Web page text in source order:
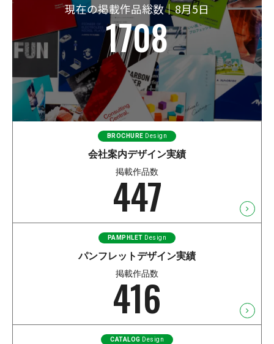
現在の掲載作品総数｜8月5日
1708
BROCHURE Design
会社案内デザイン実績
掲載作品数
447
PAMPHLET Design
パンフレットデザイン実績
掲載作品数
416
CATALOG Design